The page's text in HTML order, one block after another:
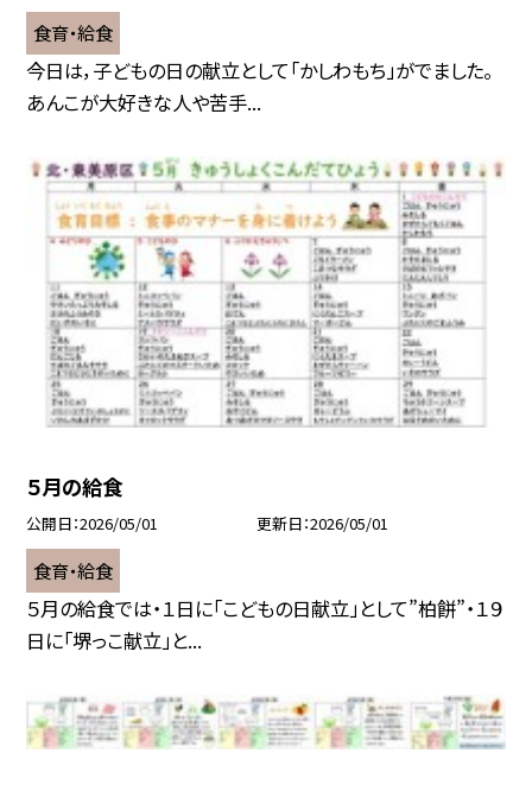
食育・給食
今日は，子どもの日の献立として「かしわもち」がでました。
あんこが大好きな人や苦手...
５月の給食
公開日 2026/05/01 更新日 2026/05/01
食育・給食
５月の給食では・１日に「こどもの日献立」として”柏餅”・１９
日に「堺っこ献立」と...